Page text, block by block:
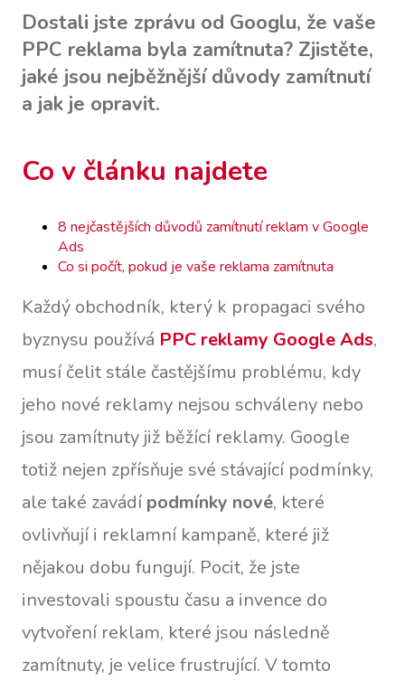
Dostali jste zprávu od Googlu, že vaše
PPC reklama byla zamítnuta? Zjistěte,
jaké jsou nejběžnější důvody zamítnutí
a jak je opravit.
Co v článku najdete
8 nejčastějších důvodů zamítnutí reklam v Google
Ads
Co si počít, pokud je vaše reklama zamítnuta
Každý obchodník, který k propagaci svého
byznysu používá PPC reklamy Google Ads,
musí čelit stále častějšímu problému, kdy
jeho nové reklamy nejsou schváleny nebo
jsou zamítnuty již běžící reklamy. Google
totiž nejen zpřísňuje své stávající podmínky,
ale také zavádí podmínky nové, které
ovlivňují i reklamní kampaně, které již
nějakou dobu fungují. Pocit, že jste
investovali spoustu času a invence do
vytvoření reklam, které jsou následně
zamítnuty, je velice frustrující. V tomto